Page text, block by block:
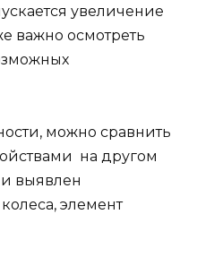
увеличение
важно осмотреть
можно сравнить
на другом
выявлен
элемент